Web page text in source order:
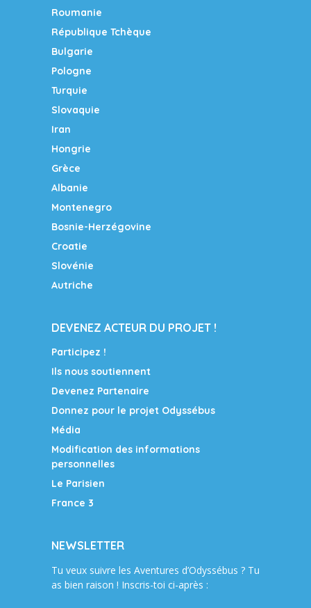
Roumanie
République Tchèque
Bulgarie
Pologne
Turquie
Slovaquie
Iran
Hongrie
Grèce
Albanie
Montenegro
Bosnie-Herzégovine
Croatie
Slovénie
Autriche
DEVENEZ ACTEUR DU PROJET !
Participez !
Ils nous soutiennent
Devenez Partenaire
Donnez pour le projet Odyssébus
Média
Modification des informations
personnelles
Le Parisien
France 3
NEWSLETTER
Tu veux suivre les Aventures d’Odyssébus ? Tu
as bien raison ! Inscris-toi ci-après :